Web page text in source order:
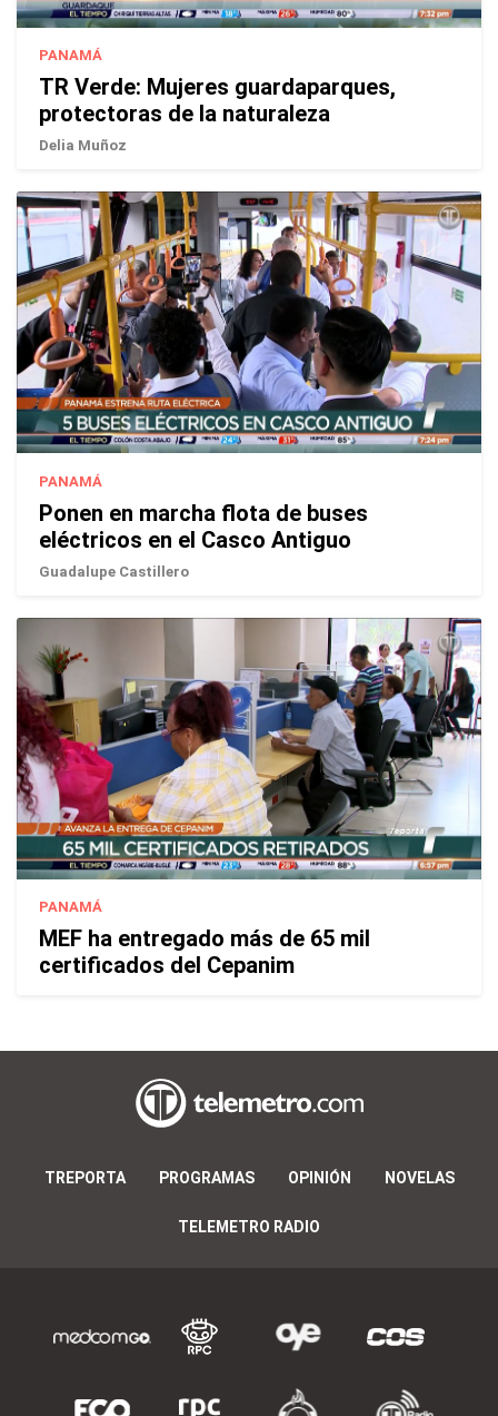
PANAMÁ
TR Verde: Mujeres guardaparques,
protectoras de la naturaleza
Delia Muñoz
PANAMÁ
Ponen en marcha flota de buses
eléctricos en el Casco Antiguo
Guadalupe Castillero
PANAMÁ
MEF ha entregado más de 65 mil
certificados del Cepanim
TREPORTA PROGRAMAS OPINIÓN NOVELAS
TELEMETRO RADIO